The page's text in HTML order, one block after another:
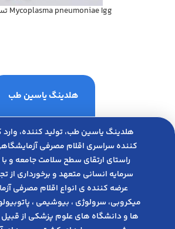
Mycoplasma pneumoniae Igg تست 96
هلدینگ یاسین طب
هلدینگ یاسین طب، تولید کننده، وارد
کننده سراسری اقلام مصرفی
راﺳﺘﺎی ارﺗﻘﺎی ﺳﻄﺢ ﺳﻼﻣﺖ ﺟﺎﻣﻌﻪ و ﺑﺎ
ﺳﺮﻣﺎﯾﻪ انسانی متعهد و ﺑﺮﺧﻮرداری از
عرضه کننده ی انواع اﻗﻼم مصرفی
میکروبی، ﺳﺮوﻟﻮژی ، ﺑﯿﻮﺷﯿﻤﯽ ،
ها و دانشگاه های علوم پزشکی از